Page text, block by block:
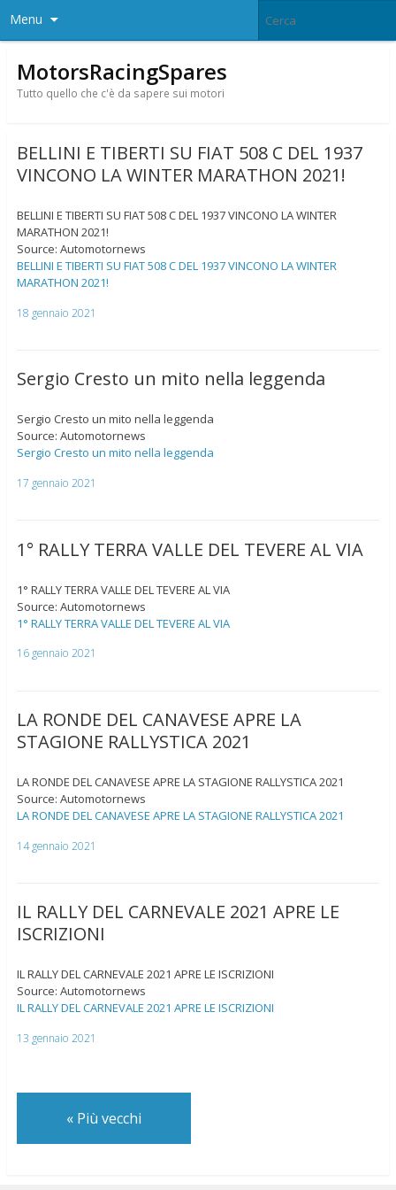
Menu
MotorsRacingSpares
Tutto quello che c'è da sapere sui motori
BELLINI E TIBERTI SU FIAT 508 C DEL 1937
VINCONO LA WINTER MARATHON 2021!
BELLINI E TIBERTI SU FIAT 508 C DEL 1937 VINCONO LA WINTER
MARATHON 2021!
Source: Automotornews
BELLINI E TIBERTI SU FIAT 508 C DEL 1937 VINCONO LA WINTER
MARATHON 2021!
18 gennaio 2021
Sergio Cresto un mito nella leggenda
Sergio Cresto un mito nella leggenda
Source: Automotornews
Sergio Cresto un mito nella leggenda
17 gennaio 2021
1° RALLY TERRA VALLE DEL TEVERE AL VIA
1° RALLY TERRA VALLE DEL TEVERE AL VIA
Source: Automotornews
1° RALLY TERRA VALLE DEL TEVERE AL VIA
16 gennaio 2021
LA RONDE DEL CANAVESE APRE LA
STAGIONE RALLYSTICA 2021
LA RONDE DEL CANAVESE APRE LA STAGIONE RALLYSTICA 2021
Source: Automotornews
LA RONDE DEL CANAVESE APRE LA STAGIONE RALLYSTICA 2021
14 gennaio 2021
IL RALLY DEL CARNEVALE 2021 APRE LE
ISCRIZIONI
IL RALLY DEL CARNEVALE 2021 APRE LE ISCRIZIONI
Source: Automotornews
IL RALLY DEL CARNEVALE 2021 APRE LE ISCRIZIONI
13 gennaio 2021
«Più vecchi